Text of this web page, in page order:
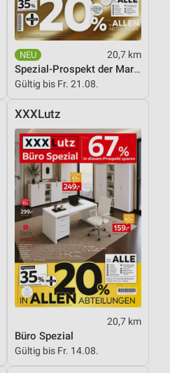
20,7 km
Spezial-Prospekt der Marken
Gültig bis Fr. 21.08.
XXXLutz
20,7 km
Büro Spezial
Gültig bis Fr. 14.08.
Auswahl
Auswahl
Inhalten
Statistiken oder
verschiedenen
der Angebote
zur Auswahl von